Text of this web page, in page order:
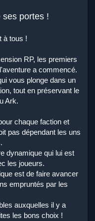
ses portes !
à tous !
RP, les premiers
a commencé.
vous plonge dans un
tout en préservant le
Ark.
chaque faction et
pas dépendant les uns
dynamique qui lui est
les joueurs.
est de faire avancer
empruntés par les
auxquelles il y a
les bons choix !